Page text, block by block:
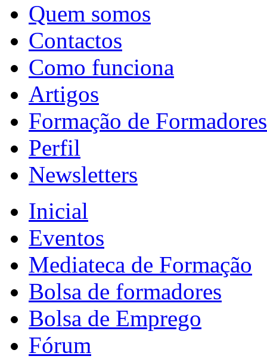
Quem somos
Contactos
Como funciona
Artigos
Formação de Formadores
Perfil
Newsletters
Inicial
Eventos
Mediateca de Formação
Bolsa de formadores
Bolsa de Emprego
Fórum